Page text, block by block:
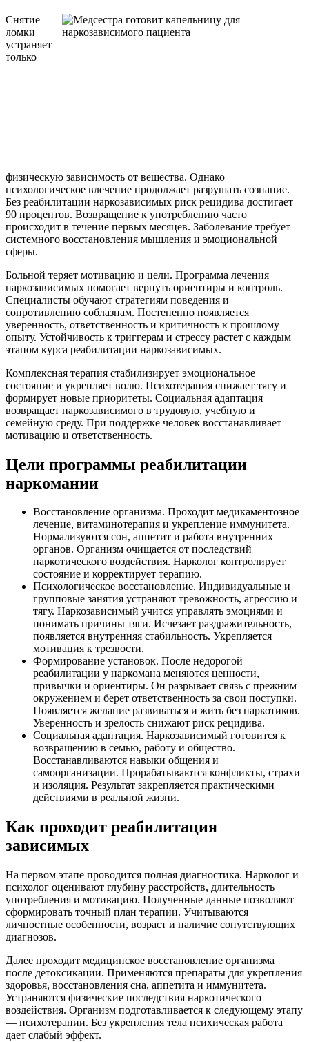
Снятие
ломки
устраняет
только
физическую зависимость от вещества. Однако
психологическое влечение продолжает разрушать сознание.
Без реабилитации наркозависимых риск рецидива достигает
90 процентов. Возвращение к употреблению часто
происходит в течение первых месяцев. Заболевание требует
системного восстановления мышления и эмоциональной
сферы.
Больной теряет мотивацию и цели. Программа лечения
наркозависимых помогает вернуть ориентиры и контроль.
Специалисты обучают стратегиям поведения и
сопротивлению соблазнам. Постепенно появляется
уверенность, ответственность и критичность к прошлому
опыту. Устойчивость к триггерам и стрессу растет с каждым
этапом курса реабилитации наркозависимых.
Комплексная терапия стабилизирует эмоциональное
состояние и укрепляет волю. Психотерапия снижает тягу и
формирует новые приоритеты. Социальная адаптация
возвращает наркозависимого в трудовую, учебную и
семейную среду. При поддержке человек восстанавливает
мотивацию и ответственность.
Цели программы реабилитации
наркомании
Восстановление организма. Проходит медикаментозное
лечение, витаминотерапия и укрепление иммунитета.
Нормализуются сон, аппетит и работа внутренних
органов. Организм очищается от последствий
наркотического воздействия. Нарколог контролирует
состояние и корректирует терапию.
Психологическое восстановление. Индивидуальные и
групповые занятия устраняют тревожность, агрессию и
тягу. Наркозависимый учится управлять эмоциями и
понимать причины тяги. Исчезает раздражительность,
появляется внутренняя стабильность. Укрепляется
мотивация к трезвости.
Формирование установок. После недорогой
реабилитации у наркомана меняются ценности,
привычки и ориентиры. Он разрывает связь с прежним
окружением и берет ответственность за свои поступки.
Появляется желание развиваться и жить без наркотиков.
Уверенность и зрелость снижают риск рецидива.
Социальная адаптация. Наркозависимый готовится к
возвращению в семью, работу и общество.
Восстанавливаются навыки общения и
самоорганизации. Прорабатываются конфликты, страхи
и изоляция. Результат закрепляется практическими
действиями в реальной жизни.
Как проходит реабилитация
зависимых
На первом этапе проводится полная диагностика. Нарколог и
психолог оценивают глубину расстройств, длительность
употребления и мотивацию. Полученные данные позволяют
сформировать точный план терапии. Учитываются
личностные особенности, возраст и наличие сопутствующих
диагнозов.
Далее проходит медицинское восстановление организма
после детоксикации. Применяются препараты для укрепления
здоровья, восстановления сна, аппетита и иммунитета.
Устраняются физические последствия наркотического
воздействия. Организм подготавливается к следующему этапу
— психотерапии. Без укрепления тела психическая работа
дает слабый эффект.